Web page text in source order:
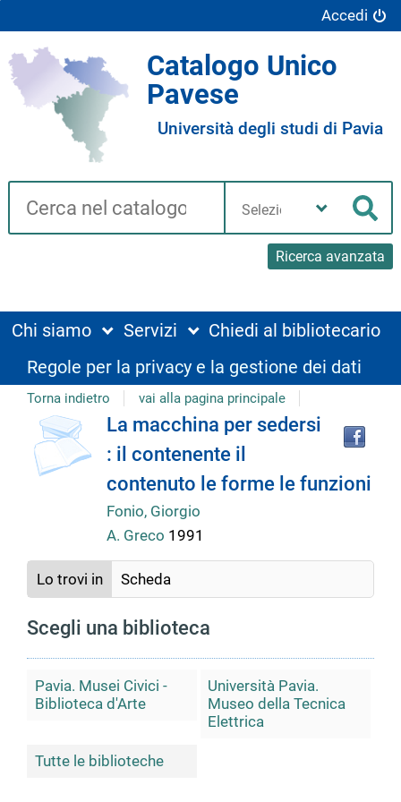
Accedi
Catalogo Unico
Pavese
Università degli studi di Pavia
Cerca su "Catalogo"
Ricerca avanzata
biblioteca
Chi siamo Servizi
Chiedi al bibliotecario
Regole per la privacy e la gestione dei dati
Torna indietro vai alla pagina principale
Dettaglio
del
documento
La macchina per sedersi
: il contenente il
contenuto le forme le funzioni
Fonio, Giorgio
A. Greco 1991
Lo trovi in Scheda
Scegli una biblioteca
Pavia. Musei Civici -
Biblioteca d'Arte
Università Pavia.
Museo della Tecnica
Elettrica
Tutte le biblioteche